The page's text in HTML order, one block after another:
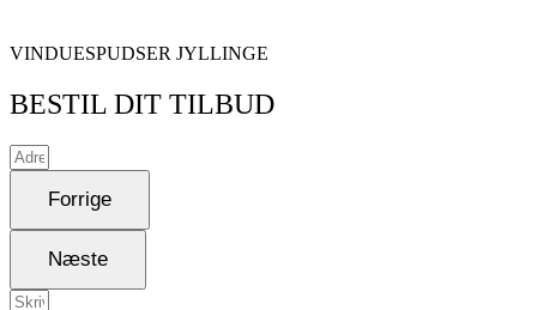
VINDUESPUDSER JYLLINGE
BESTIL DIT TILBUD
Forrige
Næste